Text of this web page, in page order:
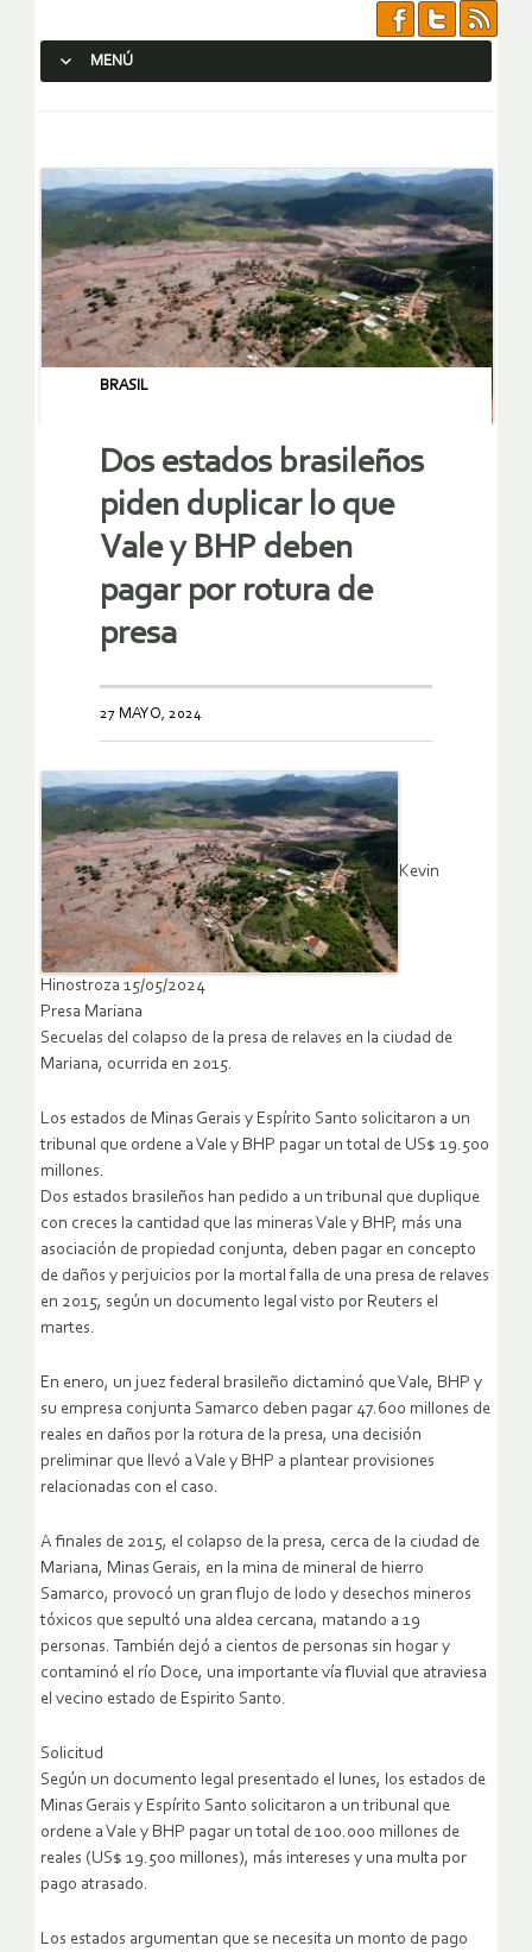
MENÚ
BRASIL
Dos estados brasileños
piden duplicar lo que
Vale y BHP deben
pagar por rotura de
presa
27 MAYO, 2024
Kevin
Hinostroza 15/05/2024
Presa Mariana
Secuelas del colapso de la presa de relaves en la ciudad de
Mariana, ocurrida en 2015.
Los estados de Minas Gerais y Espírito Santo solicitaron a un
tribunal que ordene a Vale y BHP pagar un total de US$ 19.500
millones.
Dos estados brasileños han pedido a un tribunal que duplique
con creces la cantidad que las mineras Vale y BHP, más una
asociación de propiedad conjunta, deben pagar en concepto
de daños y perjuicios por la mortal falla de una presa de relaves
en 2015, según un documento legal visto por Reuters el
martes.
En enero, un juez federal brasileño dictaminó que Vale, BHP y
su empresa conjunta Samarco deben pagar 47.600 millones de
reales en daños por la rotura de la presa, una decisión
preliminar que llevó a Vale y BHP a plantear provisiones
relacionadas con el caso.
A finales de 2015, el colapso de la presa, cerca de la ciudad de
Mariana, Minas Gerais, en la mina de mineral de hierro
Samarco, provocó un gran flujo de lodo y desechos mineros
tóxicos que sepultó una aldea cercana, matando a 19
personas. También dejó a cientos de personas sin hogar y
contaminó el río Doce, una importante vía fluvial que atraviesa
el vecino estado de Espirito Santo.
Solicitud
Según un documento legal presentado el lunes, los estados de
Minas Gerais y Espírito Santo solicitaron a un tribunal que
ordene a Vale y BHP pagar un total de 100.000 millones de
reales (US$ 19.500 millones), más intereses y una multa por
pago atrasado.
Los estados argumentan que se necesita un monto de pago